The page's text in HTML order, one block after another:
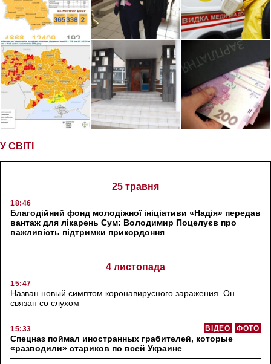
У СВІТІ
25 травня
18:46
Благодійний фонд молодіжної ініціативи «Надія» передав
вантаж для лікарень Сум: Володимир Поцелуєв про
важливість підтримки прикордоння
4 листопада
15:47
Назван новый симптом коронавирусного заражения. Он
связан со слухом
15:33 ФОТО
ВІДЕО
Спецназ поймал иностранных грабителей, которые
«разводили» стариков по всей Украине